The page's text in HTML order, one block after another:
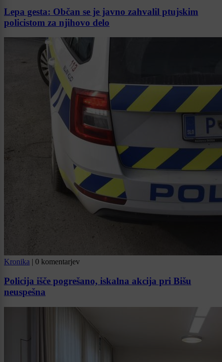
Lepa gesta: Občan se je javno zahvalil ptujskim
policistom za njihovo delo
Kronika | 0 komentarjev
Policija išče pogrešano, iskalna akcija pri Bišu
neuspešna